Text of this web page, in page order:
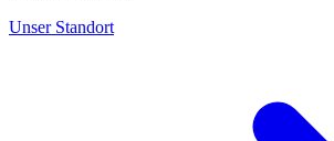
Unser Standort